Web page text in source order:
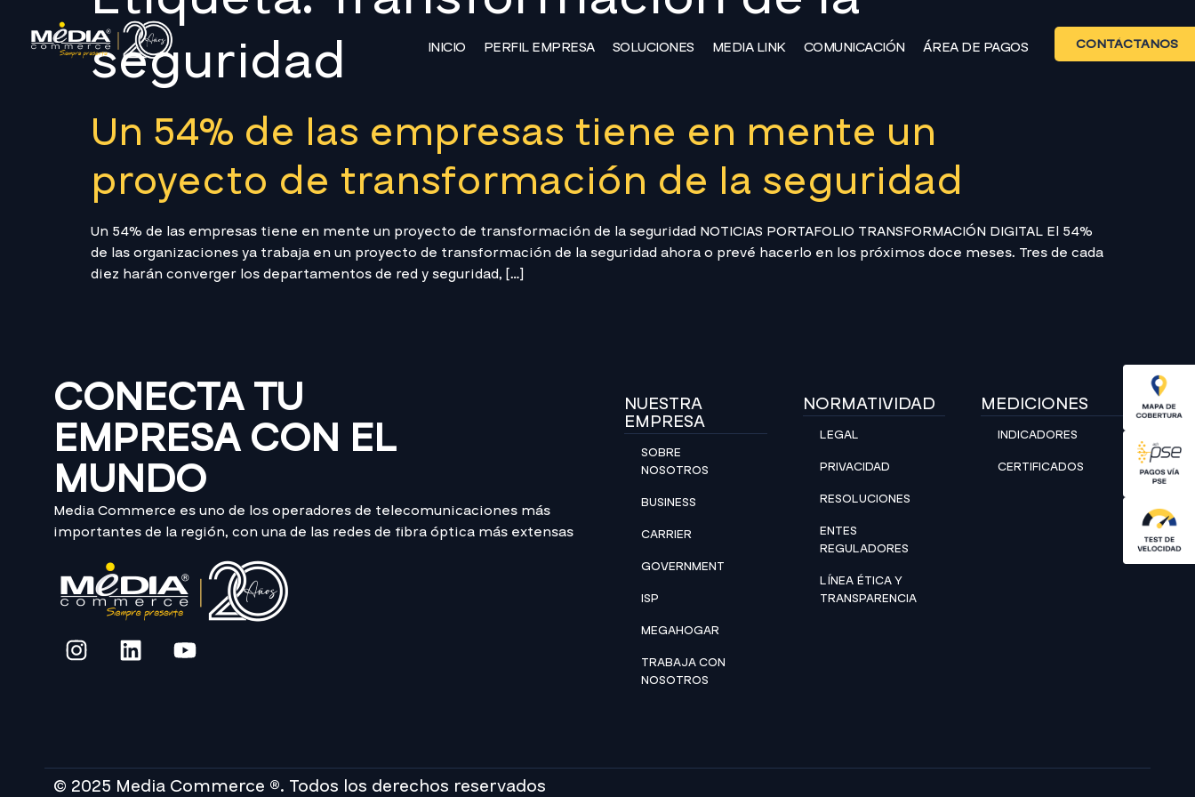
INICIO PERFIL EMPRESA SOLUCIONES MEDIA LINK COMUNICACIÓN ÁREA DE PAGOS CONTÁCTANOS
seguridad
Un 54% de las empresas tiene en mente un
proyecto de transformación de la seguridad
Un 54% de las empresas tiene en mente un proyecto de transformación de la seguridad NOTICIAS PORTAFOLIO TRANSFORMACIÓN DIGITAL El 54%
de las organizaciones ya trabaja en un proyecto de transformación de la seguridad ahora o prevé hacerlo en los próximos doce meses. Tres de cada
diez harán converger los departamentos de red y seguridad, […]
CONECTA TU
EMPRESA CON EL
MUNDO
Media Commerce es uno de los operadores de telecomunicaciones más
importantes de la región, con una de las redes de fibra óptica más extensas
NUESTRA
EMPRESA
SOBRE
NOSOTROS
BUSINESS
CARRIER
GOVERNMENT
ISP
MEGAHOGAR
TRABAJA CON
NOSOTROS
NORMATIVIDAD
LEGAL
PRIVACIDAD
RESOLUCIONES
ENTES
REGULADORES
LÍNEA ÉTICA Y
TRANSPARENCIA
MEDICIONES
INDICADORES
CERTIFICADOS
© 2025 Media Commerce ®. Todos los derechos reservados